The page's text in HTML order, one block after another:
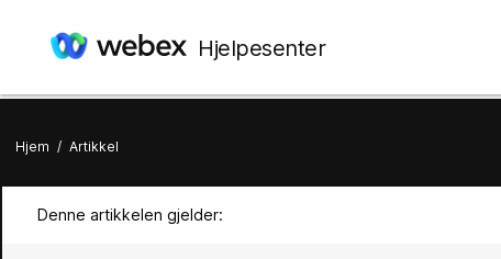
Hjelpesenter
Hjem / Artikkel
Denne artikkelen gjelder: